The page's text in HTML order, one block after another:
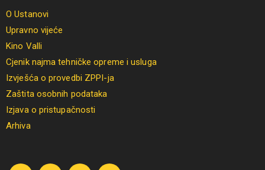
O Ustanovi
Upravno vijeće
Kino Valli
Cjenik najma tehničke opreme i usluga
Izvješća o provedbi ZPPI-ja
Zaštita osobnih podataka
Izjava o pristupačnosti
Arhiva